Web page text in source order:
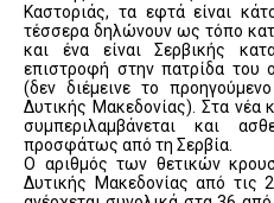
Καστοριάς, τα εφτά είναι
τέσσερα δηλώνουν ως τόπο
και ένα είναι Σερβικής
επιστροφή στην πατρίδα του
(δεν διέμεινε το
Δυτικής Μακεδονίας). Στα νέα
συμπεριλαμβάνεται και
προσφάτως από τη Σερβία.
Ο αριθμός των θετικών
Δυτικής Μακεδονίας από τις